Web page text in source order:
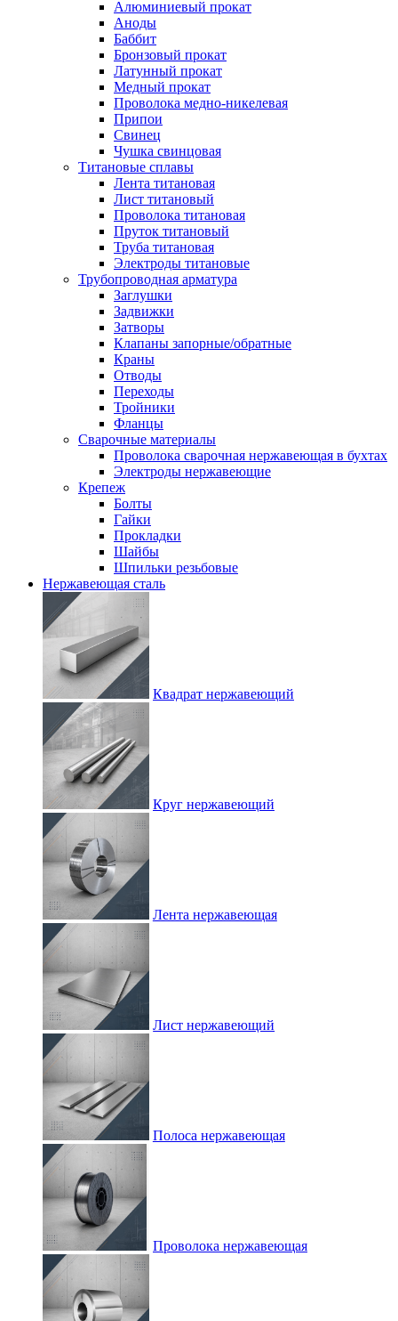
Алюминиевый прокат
Аноды
Баббит
Бронзовый прокат
Латунный прокат
Медный прокат
Проволока медно-никелевая
Припои
Свинец
Чушка свинцовая
Титановые сплавы
Лента титановая
Лист титановый
Проволока титановая
Пруток титановый
Труба титановая
Электроды титановые
Трубопроводная арматура
Заглушки
Задвижки
Затворы
Клапаны запорные/обратные
Краны
Отводы
Переходы
Тройники
Фланцы
Сварочные материалы
Проволока сварочная нержавеющая в бухтах
Электроды нержавеющие
Крепеж
Болты
Гайки
Прокладки
Шайбы
Шпильки резьбовые
Нержавеющая сталь
Квадрат нержавеющий
Круг нержавеющий
Лента нержавеющая
Лист нержавеющий
Полоса нержавеющая
Проволока нержавеющая